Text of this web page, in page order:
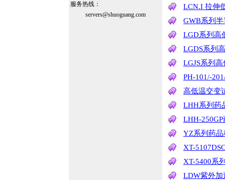
服务热线：
servers@shuoguang.com
LCN.I 拉伸
GWB系列
LGD系列高
LGDS系列
LGJS系列
PH-101/-
高低温交变
LHH系列药
LHH-
YZ系列药
XT-
XT-5400系
LDW紫外加